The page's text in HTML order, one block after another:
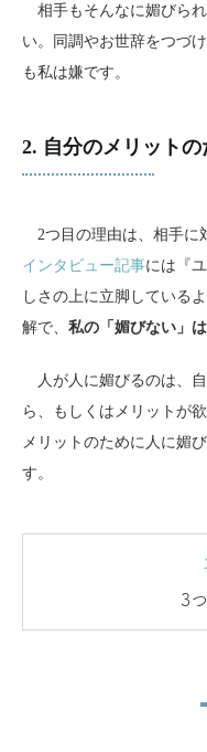
相手もそんなに媚びられ
い。同調やお世辞をつづ
も私は嫌です。
2. 自分のメリット
2つ目の理由は、相手に
インタビュー記事には『
しさの上に立脚している
解で、 私の「媚びない」
人が人に媚びるのは、
ら、もしくはメリットが
メリットのために人に媚
す。
3